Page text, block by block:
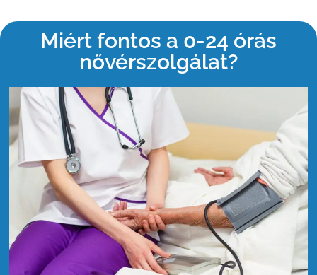
Miért fontos a 0-24 órás
nővérszolgálat?